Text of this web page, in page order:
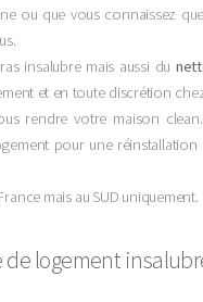
ou que vous connaissez
insalubre mais aussi du
et en toute discrétion
rendre votre maison
pour une réinstallation
mais au SUD uniquement.
logement